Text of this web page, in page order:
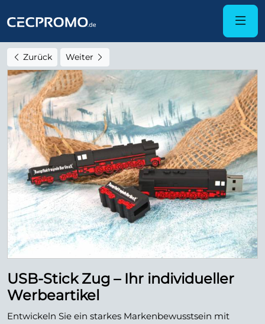
Zurück Weiter
USB-Stick Zug – Ihr individueller
Werbeartikel
Entwickeln Sie ein starkes Markenbewusstsein mit